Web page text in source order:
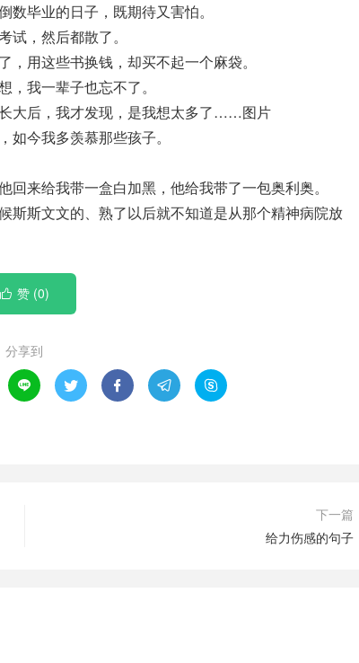
毕业的日子，既期待又害怕。
，然后都散了。
用这些书换钱，却买不起一个麻袋。
我一辈子也忘不了。
大后，我才发现，是我想太多了……图片
今我多羡慕那些孩子。
来给我带一盒白加黑，他给我带了一包奥利奥。
斯斯文文的、熟了以后就不知道是从那个精神病院放
 赞 (0)
分享到
    
下一篇
给力伤感的句子